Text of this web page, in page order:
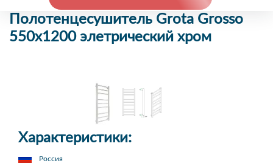
Полотенцесушитель Grota Grosso
550x1200 элетрический хром
Характеристики:
Россия